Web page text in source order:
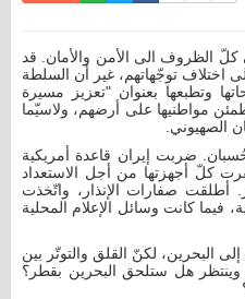
كلّ الظروف الى الأمن والأمان. قد
اختلاف توجّهاتهم، غير أن السلطة
وتطبعها بعنوان "تعزيز مسيرة
مواطنيها على أرضهم، ولاسيّما
الصهيوني.
ضربت إيران قاعدة أمريكية
كلّ أجهزتها من أجل الاستعداد
أطلقت صفارات الإنذار، واتّخذت
فيما كانت وسائل الإعلام المحلية
البحرين، لكنّ القلق والتوتّر بين
وينتظر هل ستلحق البحرين بقطر؟